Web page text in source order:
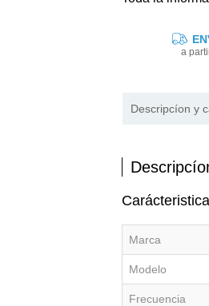
a
Descripcíon y
Marca
Modelo
Frecuencia